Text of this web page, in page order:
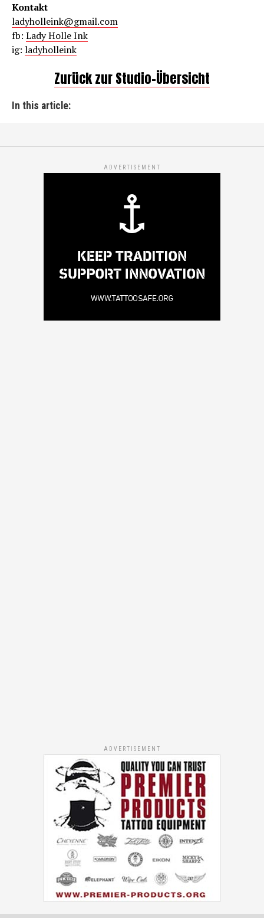
Kontakt
ladyholleink@gmail.com
fb: Lady Holle Ink
ig: ladyholleink
Zurück zur Studio-Übersicht
In this article:
ADVERTISEMENT
ADVERTISEMENT